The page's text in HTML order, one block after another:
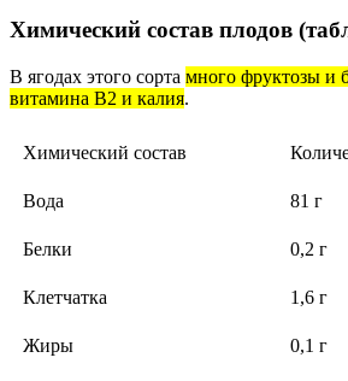
Химический состав плодов
В ягодах этого сорта много фруктозы и
витамина В2 и калия.
Химический состав
Вода 81 г
Белки 0,2 г
Клетчатка 1,6 г
Жиры 0,1 г